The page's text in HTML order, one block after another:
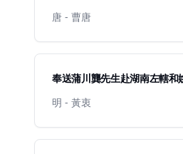
唐 - 曹唐
奉送蒲川龔先生赴湖南左轄和
明 - 黃衷